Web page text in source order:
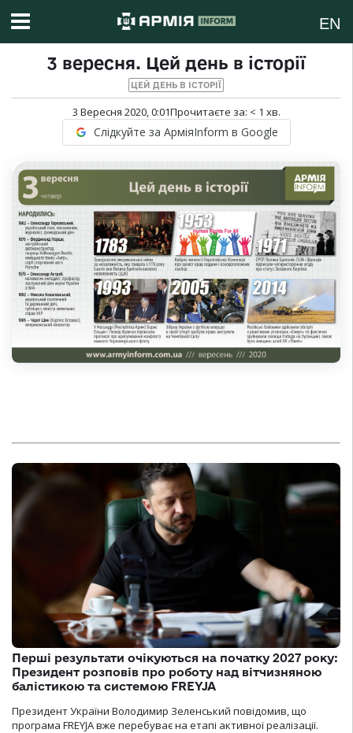
EN
3 вересня. Цей день в історії
ЦЕЙ ДЕНЬ В ІСТОРІЇ
3 Вересня 2020, 0:01Прочитаєте за: < 1 хв.
Слідкуйте за АрміяInform в Google
Перші результати очікуються на початку 2027 року:
Президент розповів про роботу над вітчизняною
балістикою та системою FREYJA
Президент України Володимир Зеленський повідомив, що
програма FREYJA вже перебуває на етапі активної реалізації.